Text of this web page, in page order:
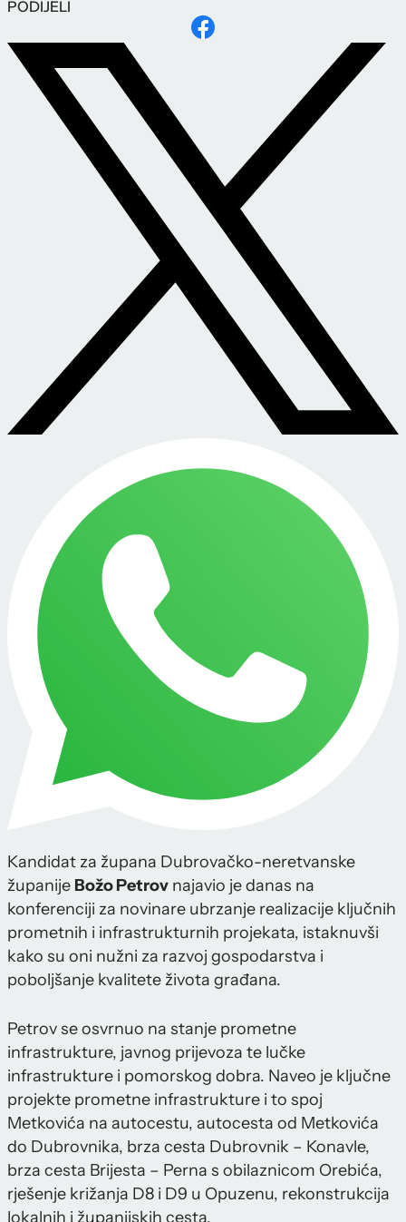
PODIJELI
Kandidat za župana Dubrovačko-neretvanske
županije Božo Petrov najavio je danas na
konferenciji za novinare ubrzanje realizacije ključnih
prometnih i infrastrukturnih projekata, istaknuvši
kako su oni nužni za razvoj gospodarstva i
poboljšanje kvalitete života građana.
Petrov se osvrnuo na stanje prometne
infrastrukture, javnog prijevoza te lučke
infrastrukture i pomorskog dobra. Naveo je ključne
projekte prometne infrastrukture i to spoj
Metkovića na autocestu, autocesta od Metkovića
do Dubrovnika, brza cesta Dubrovnik – Konavle,
brza cesta Brijesta – Perna s obilaznicom Orebića,
rješenje križanja D8 i D9 u Opuzenu, rekonstrukcija
lokalnih i županijskih cesta.